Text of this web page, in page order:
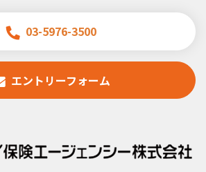
03-5976-3500
エントリーフォーム